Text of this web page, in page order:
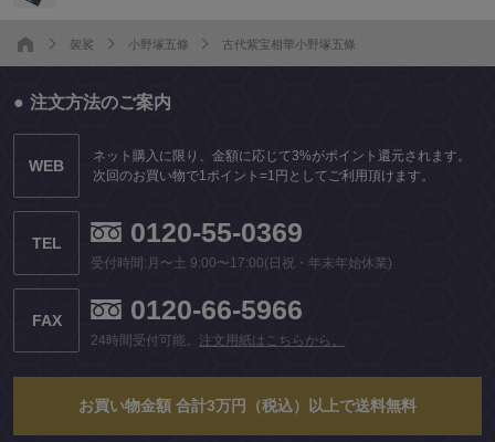
袈裟 小野塚五條 古代紫宝相華小野塚五條
注文方法のご案内
WEB
ネット購入に限り、金額に応じて3%がポイント還元されます。
次回のお買い物で1ポイント=1円としてご利用頂けます。
TEL 0120-55-0369
受付時間:月〜土 9:00〜17:00(日祝・年末年始休業)
FAX 0120-66-5966
24時間受付可能。 注文用紙はこちらから。
お買い物金額 合計3万円（税込）以上で送料無料